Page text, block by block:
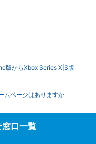
ア後、2周めができる
版からXbox Series X|S版
ムページはありますか
口一覧